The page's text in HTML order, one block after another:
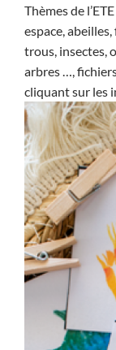
Thèmes de
espace,
trous, insectes,
arbres …,
cliquant sur les